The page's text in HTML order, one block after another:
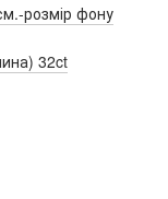
розмір фону
32ct